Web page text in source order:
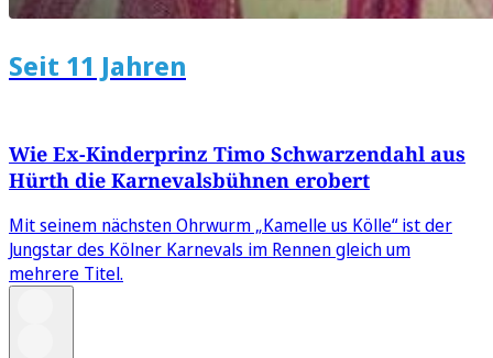
Seit 11 Jahren
Wie Ex-Kinderprinz Timo Schwarzendahl aus
Hürth die Karnevalsbühnen erobert
Mit seinem nächsten Ohrwurm „Kamelle us Kölle“ ist der
Jungstar des Kölner Karnevals im Rennen gleich um
mehrere Titel.